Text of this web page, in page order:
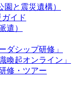
と震災遺構）
イド
遣）
ダシップ研修」
喚起オンライン」
修・ツアー